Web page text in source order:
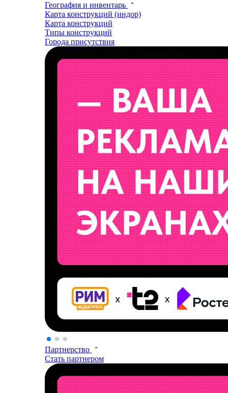
География и инвентарь
Карта конструкций (индор)
Карта конструкций
Типы конструкций
Города присутствия
Партнерство
Стать партнером